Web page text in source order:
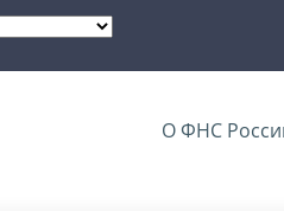
О ФНС